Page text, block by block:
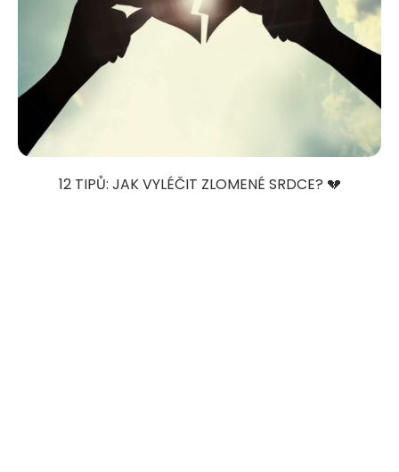
12 TIPŮ: JAK VYLÉČIT ZLOMENÉ SRDCE? 💔